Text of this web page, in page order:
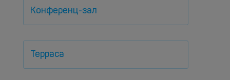
Конференц-зал
Терраса